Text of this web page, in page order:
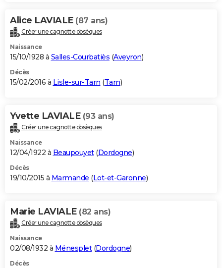
Alice LAVIALE (87 ans)
Créer une cagnotte obsèques
Naissance
15/10/1928 à Salles-Courbatiès (Aveyron)
Décès
15/02/2016 à Lisle-sur-Tarn (Tarn)
Yvette LAVIALE (93 ans)
Créer une cagnotte obsèques
Naissance
12/04/1922 à Beaupouyet(Dordogne)
Décès
19/10/2015 à Marmande (Lot-et-Garonne)
Marie LAVIALE (82 ans)
Créer une cagnotte obsèques
Naissance
02/08/1932 à Ménesplet(Dordogne)
Décès